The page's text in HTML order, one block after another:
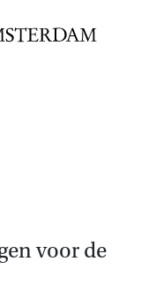
voor de